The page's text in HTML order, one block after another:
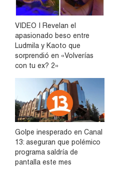
VIDEO | Revelan el
apasionado beso entre
Ludmila y Kaoto que
sorprendió en «Volverías
con tu ex? 2»
Golpe inesperado en Canal
13: aseguran que polémico
programa saldría de
pantalla este mes